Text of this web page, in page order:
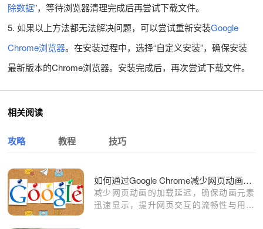
除数据”，等待浏览器清理完成后再尝试下载文件。
5. 如果以上方法都无法解决问题，可以尝试重新安装Google
Chrome浏览器。在安装过程中，选择“自定义安装”，确保安装
最新版本的Chrome浏览器。安装完成后，再次尝试下载文件。
相关阅读
攻略 教程 技巧
如何通过Google Chrome减少网页动画的加载延迟
减少网页动画的加载延迟，确保动画元素
迅速显示，提升网页交互的流畅性与用户